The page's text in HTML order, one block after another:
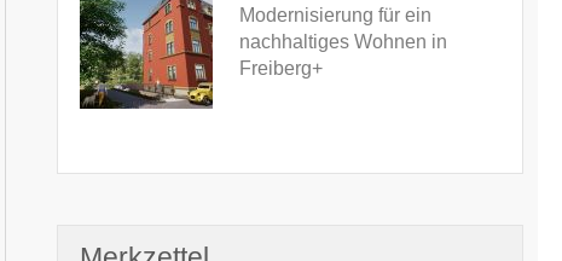
Modernisierung für ein
nachhaltiges Wohnen in
Freiberg+